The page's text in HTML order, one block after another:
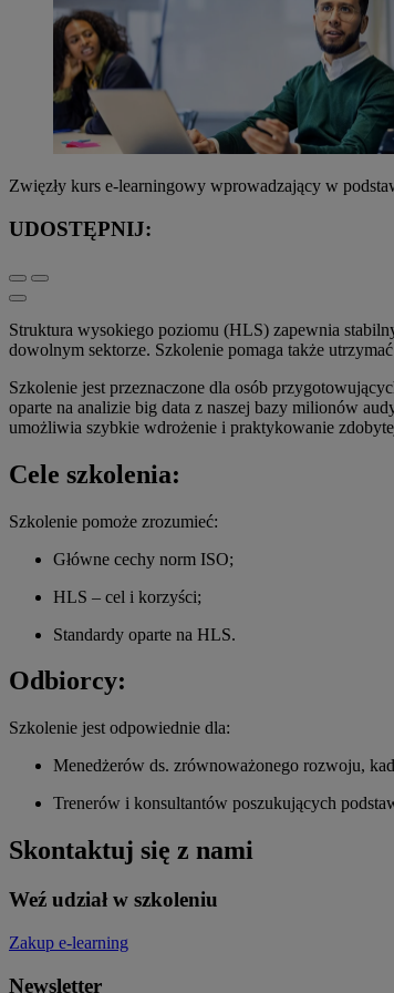
Zwięzły kurs e-learningowy wprowadzający w
UDOSTĘPNIJ:
Struktura wysokiego poziomu (HLS) zapewnia
dowolnym sektorze. Szkolenie pomaga także
Szkolenie jest przeznaczone dla osób
oparte na analizie big data z naszej bazy milionów
umożliwia szybkie wdrożenie i praktykowanie
Cele szkolenia:
Szkolenie pomoże zrozumieć:
Główne cechy norm ISO;
HLS – cel i korzyści;
Standardy oparte na HLS.
Odbiorcy:
Szkolenie jest odpowiednie dla:
Menedżerów ds. zrównoważonego rozwoju,
Trenerów i konsultantów poszukujących
Skontaktuj się z nami
Weź udział w szkoleniu
Zakup e-learning
Newsletter